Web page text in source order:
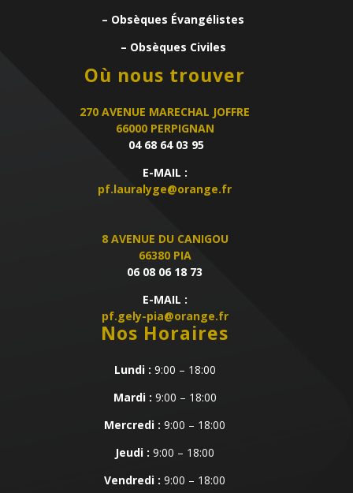
– Obsèques Évangélistes
– Obsèques Civiles
Où nous trouver
270 AVENUE MARECHAL JOFFRE
66000 PERPIGNAN
04 68 64 03 95
E-MAIL :
pf.lauralyge@orange.fr
8 AVENUE DU CANIGOU
66380 PIA
06 08 06 18 73
E-MAIL :
pf.gely-pia@orange.fr
Nos Horaires
Lundi : 9:00 – 18:00
Mardi : 9:00 – 18:00
Mercredi : 9:00 – 18:00
Jeudi : 9:00 – 18:00
Vendredi : 9:00 – 18:00